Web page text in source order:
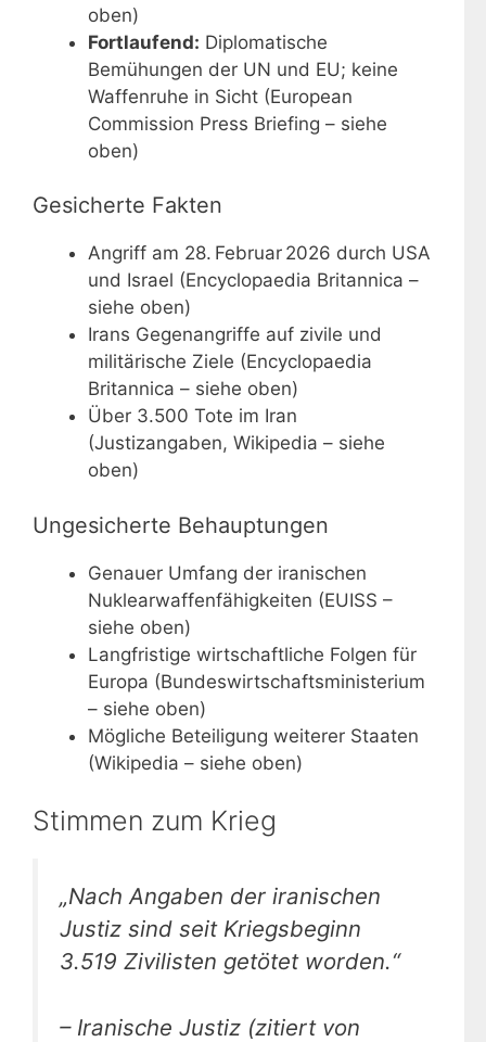
oben)
Fortlaufend: Diplomatische
Bemühungen der UN und EU; keine
Waffenruhe in Sicht (European
Commission Press Briefing – siehe
oben)
Gesicherte Fakten
Angriff am 28. Februar 2026 durch USA
und Israel (Encyclopaedia Britannica –
siehe oben)
Irans Gegenangriffe auf zivile und
militärische Ziele (Encyclopaedia
Britannica – siehe oben)
Über 3.500 Tote im Iran
(Justizangaben, Wikipedia – siehe
oben)
Ungesicherte Behauptungen
Genauer Umfang der iranischen
Nuklearwaffenfähigkeiten (EUISS –
siehe oben)
Langfristige wirtschaftliche Folgen für
Europa (Bundeswirtschaftsministerium
– siehe oben)
Mögliche Beteiligung weiterer Staaten
(Wikipedia – siehe oben)
Stimmen zum Krieg
„Nach Angaben der iranischen
Justiz sind seit Kriegsbeginn
3.519 Zivilisten getötet worden.“
– Iranische Justiz (zitiert von